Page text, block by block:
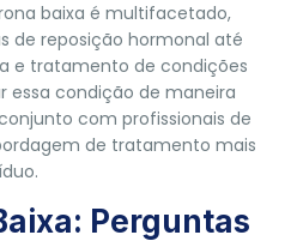
baixa é multifacetado,
de reposição hormonal até
e tratamento de condições
essa condição de maneira
com profissionais de
de tratamento mais
Perguntas